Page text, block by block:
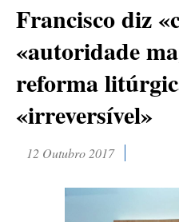
Francisco diz
«autoridade
reforma
«irreversível»
12 Outubro 2017